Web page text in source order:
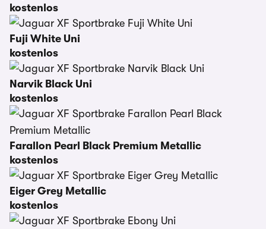
kostenlos
Fuji White Uni
kostenlos
Narvik Black Uni
kostenlos
Farallon Pearl Black Premium Metallic
kostenlos
Eiger Grey Metallic
kostenlos